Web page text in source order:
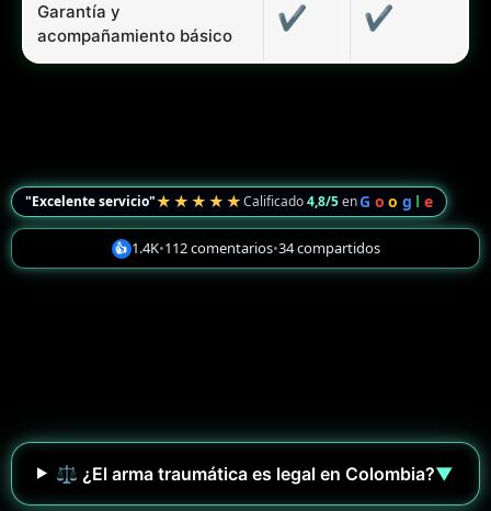
Garantía y
acompañamiento básico
✔ ✔
"Excelente servicio"★★★★★Calificado4,8/5enG o o g l e
👍 1.4K•112 comentarios•34 compartidos
⚖️ ¿El arma traumática es legal en Colombia?▼